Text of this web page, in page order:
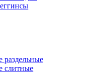
раздельные
слитные